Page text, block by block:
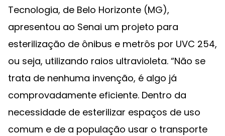
Tecnologia, de Belo Horizonte (MG),
apresentou ao Senai um projeto para
esterilização de ônibus e metrôs por UVC 254,
ou seja, utilizando raios ultravioleta. “Não se
trata de nenhuma invenção, é algo já
comprovadamente eficiente. Dentro da
necessidade de esterilizar espaços de uso
comum e de a população usar o transporte